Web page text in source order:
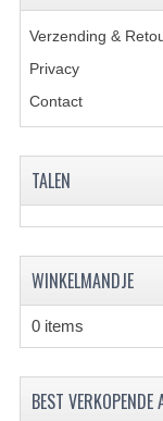
Verzending &
Privacy
Contact
TALEN
WINKELMANDJE
0 items
BEST VERKOPENDE